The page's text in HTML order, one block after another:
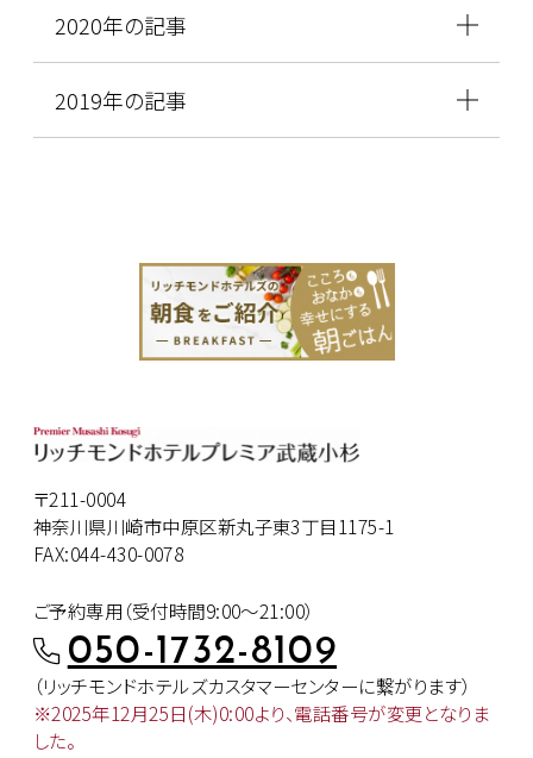
2020年の記事
2019年の記事
〒211-0004
神奈川県川崎市中原区新丸子東3丁目1175-1
FAX:044-430-0078
ご予約専用（受付時間9:00～21:00）
050-1732-8109
（リッチモンドホテルズカスタマーセンターに繋がります）
※2025年12月25日(木)0:00より、電話番号が変更となりま
した。